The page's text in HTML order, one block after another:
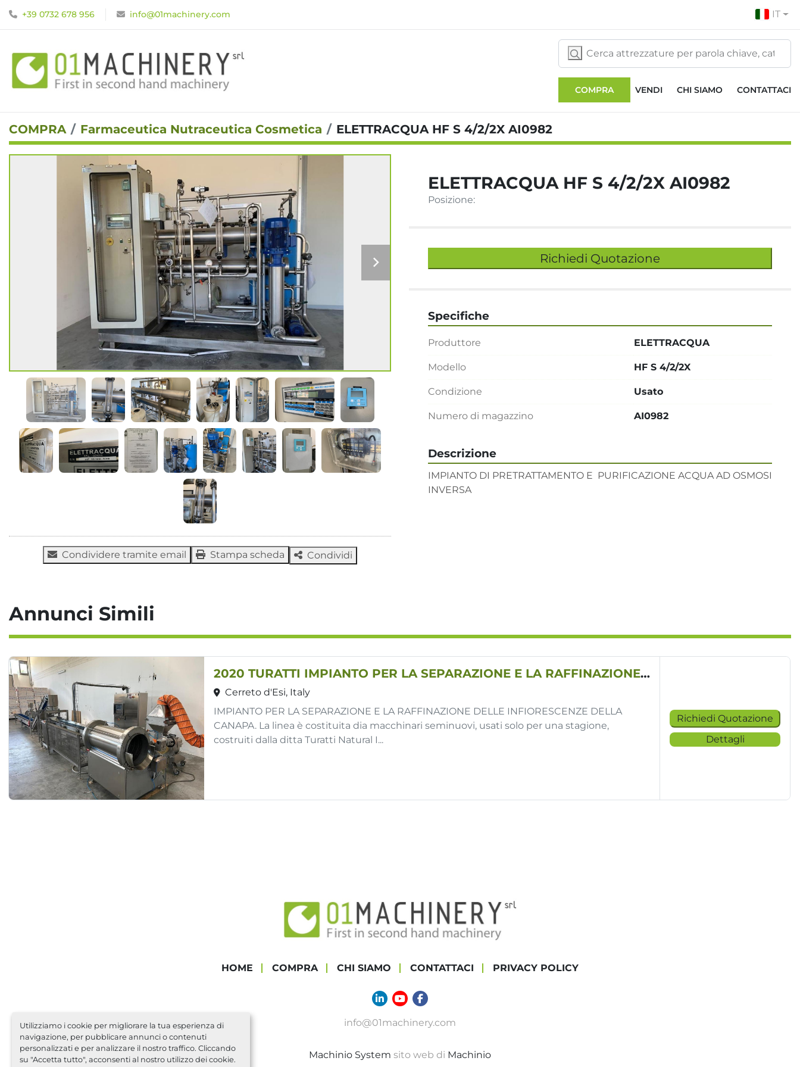
Utilizziamo i cookie per migliorare la tua esperienza di
navigazione, per pubblicare annunci o contenuti
personalizzati e per analizzare il nostro traffico. Cliccando
su "Accetta tutto", acconsenti al nostro utilizzo dei cookie.
+39 0732 678 956 info@01machinery.com IT
COMPRA VENDI CHI SIAMO CONTATTACI
COMPRA Farmaceutica Nutraceutica Cosmetica ELETTRACQUA HF S 4/2/2X AI0982
Condividere tramite email Stampa scheda Condividi
ELETTRACQUA HF S 4/2/2X AI0982
Posizione:
Richiedi Quotazione
Descrizione
IMPIANTO DI PRETRATTAMENTO E  PURIFICAZIONE ACQUA AD OSMOSI
INVERSA
Specifiche
Produttore ELETTRACQUA
Modello HF S 4/2/2X
Condizione Usato
Numero di magazzino AI0982
Annunci Simili
2020 TURATTI IMPIANTO PER LA SEPARAZIONE E LA RAFFINAZIONE DELLE INFIORESCENZE DELLA CANAPA
Cerreto d'Esi, Italy
IMPIANTO PER LA SEPARAZIONE E LA RAFFINAZIONE DELLE INFIORESCENZE DELLA
CANAPA. La linea è costituita dia macchinari seminuovi, usati solo per una stagione,
costruiti dalla ditta Turatti Natural I...
Richiedi Quotazione
Dettagli
HOME COMPRA CHI SIAMO CONTATTACI PRIVACY POLICY
linkedinyoutubefacebook
info@01machinery.com
Machinio System sito web di Machinio